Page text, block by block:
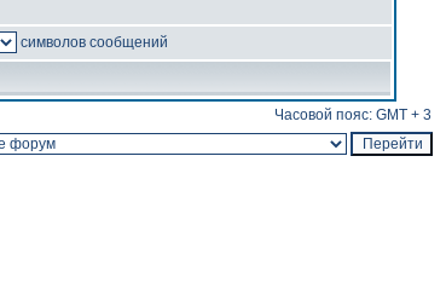
символов сообщений
Часовой пояс: GMT + 3